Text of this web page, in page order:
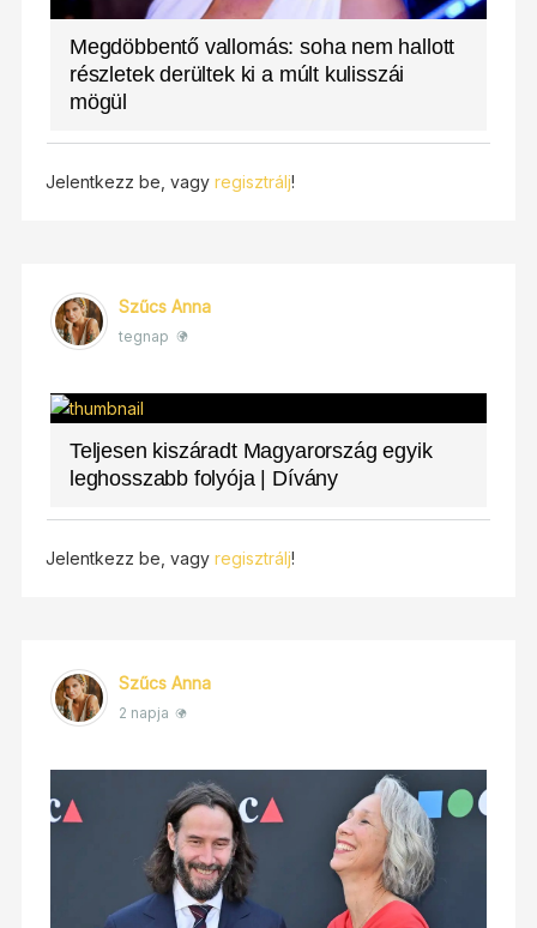
Megdöbbentő vallomás: soha nem hallott
részletek derültek ki a múlt kulisszái
mögül
Jelentkezz be, vagy regisztrálj!
Szűcs Anna
tegnap
Teljesen kiszáradt Magyarország egyik
leghosszabb folyója | Dívány
Jelentkezz be, vagy regisztrálj!
Szűcs Anna
2 napja